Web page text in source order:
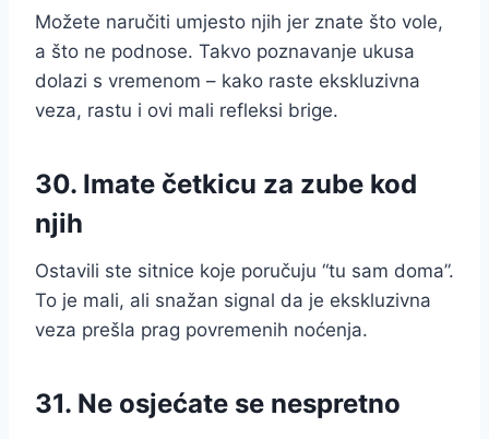
Možete naručiti umjesto njih jer znate što vole,
a što ne podnose. Takvo poznavanje ukusa
dolazi s vremenom – kako raste ekskluzivna
veza, rastu i ovi mali refleksi brige.
30. Imate četkicu za zube kod
njih
Ostavili ste sitnice koje poručuju “tu sam doma”.
To je mali, ali snažan signal da je ekskluzivna
veza prešla prag povremenih noćenja.
31. Ne osjećate se nespretno